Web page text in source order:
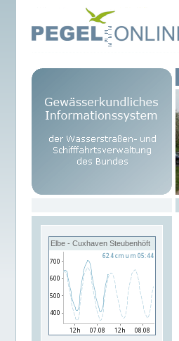
Elbe - Cuxhaven Steubenhöft